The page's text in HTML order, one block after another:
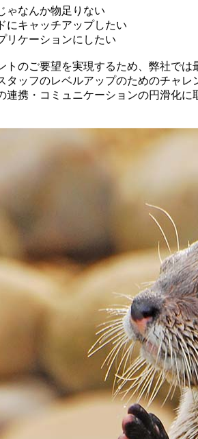
ゃなんか物足りない
にキャッチアップしたい
リケーションにしたい
トのご要望を実現するため、弊社では
タッフのレベルアップのためのチャレ
連携・コミュニケーションの円滑化に